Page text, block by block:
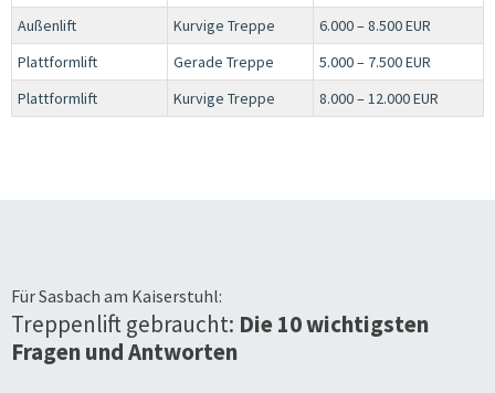
Außenlift
Kurvige Treppe
6.000 – 8.500 EUR
Plattformlift
Gerade Treppe
5.000 – 7.500 EUR
Plattformlift
Kurvige Treppe 8.000 – 12.000 EUR
FürSasbach am Kaiserstuhl:
Treppenlift gebraucht: Die 10 wichtigsten
Fragen und Antworten